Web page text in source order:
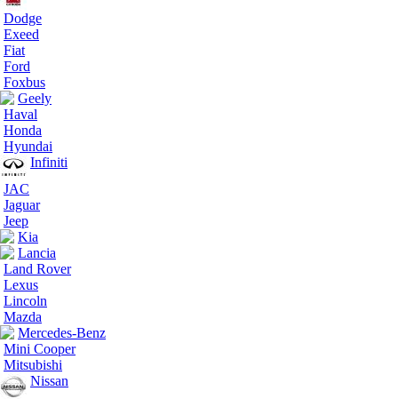
Dodge
Exeed
Fiat
Ford
Foxbus
Geely
Haval
Honda
Hyundai
Infiniti
JAC
Jaguar
Jeep
Kia
Lancia
Land Rover
Lexus
Lincoln
Mazda
Mercedes-Benz
Mini Cooper
Mitsubishi
Nissan